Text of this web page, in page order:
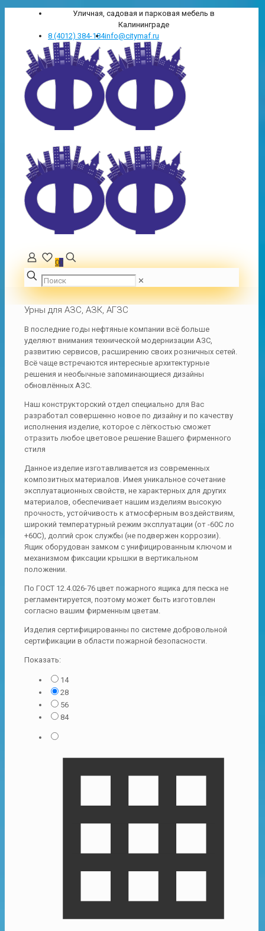
Уличная, садовая и парковая мебель в
Калининграде
8 (4012) 384-184info@citymaf.ru
00
✕
Урны для АЗС, АЗК, АГЗС
В последние годы нефтяные компании всё больше
уделяют внимания технической модернизации АЗС,
развитию сервисов, расширению своих розничных сетей.
Всё чаще встречаются интересные архитектурные
решения и необычные запоминающиеся дизайны
обновлённых АЗС.
Наш конструкторский отдел специально для Вас
разработал совершенно новое по дизайну и по качеству
исполнения изделие, которое с лёгкостью сможет
отразить любое цветовое решение Вашего фирменного
стиля
Данное изделие изготавливается из современных
композитных материалов. Имея уникальное сочетание
эксплуатационных свойств, не характерных для других
материалов, обеспечивает нашим изделиям высокую
прочность, устойчивость к атмосферным воздействиям,
широкий температурный режим эксплуатации (от -60С ло
+60С), долгий срок службы (не подвержен коррозии).
Ящик оборудован замком с унифицированным ключом и
механизмом фиксации крышки в вертикальном
положении.
По ГОСТ 12.4.026-76 цвет пожарного ящика для песка не
регламентируется, поэтому может быть изготовлен
согласно вашим фирменным цветам.
Изделия сертифицированны по системе добровольной
сертификации в области пожарной безопасности.
Показать:
14
28
56
84